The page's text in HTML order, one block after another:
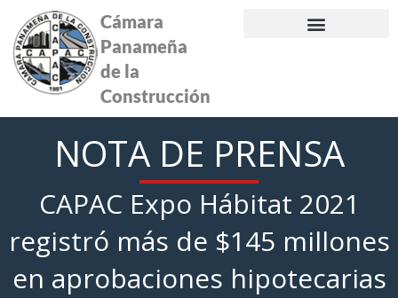
contenido
Cámara
Panameña
de la
Construcción
NOTA DE PRENSA
CAPAC Expo Hábitat 2021
registró más de $145 millones
en aprobaciones hipotecarias